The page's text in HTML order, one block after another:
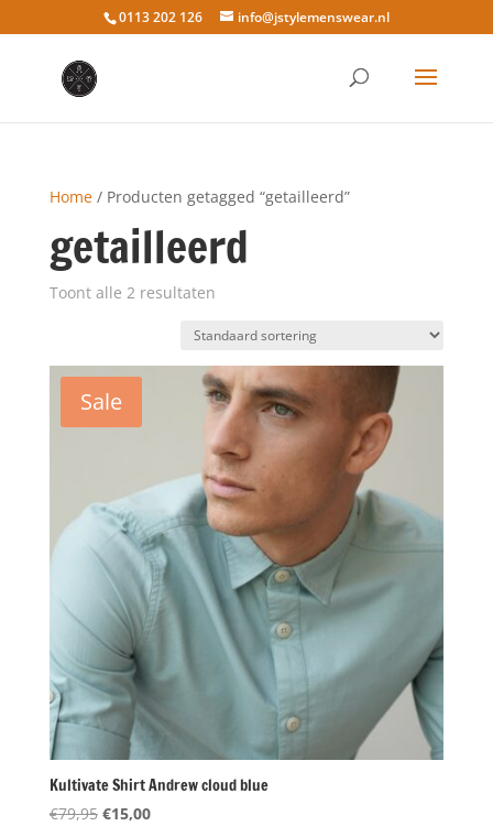
0113 202 126 info@jstylemenswear.nl
Home/ Producten getagged “getailleerd”
getailleerd
Toont alle 2 resultaten
Sale
Kultivate Shirt Andrew cloud blue
€79,95 Oorspronkelijke
€15,00Huidige